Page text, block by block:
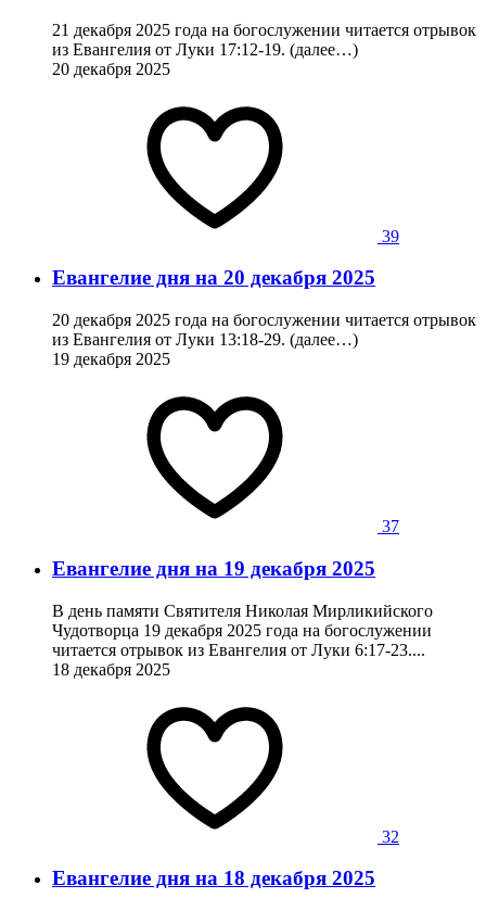
21 декабря 2025 года на богослужении читается отрывок
из Евангелия от Луки 17:12-19. (далее…)
20 декабря 2025
39
Евангелие дня на 20 декабря 2025
20 декабря 2025 года на богослужении читается отрывок
из Евангелия от Луки 13:18-29. (далее…)
19 декабря 2025
37
Евангелие дня на 19 декабря 2025
В день памяти Святителя Николая Мирликийского
Чудотворца 19 декабря 2025 года на богослужении
читается отрывок из Евангелия от Луки 6:17-23....
18 декабря 2025
32
Евангелие дня на 18 декабря 2025